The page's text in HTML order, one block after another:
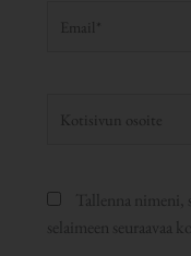
Tallenna
selaimeen seuraavaa